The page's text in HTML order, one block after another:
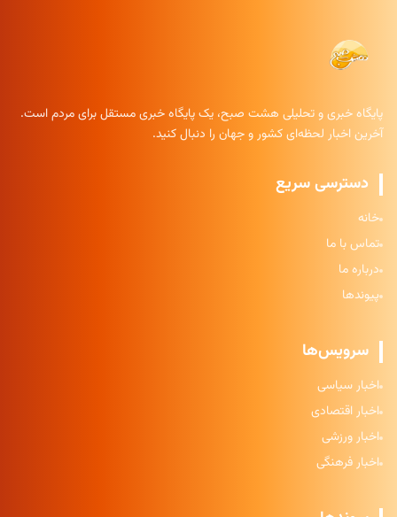
پایگاه خبری و تحلیلی هشت صبح، یک پایگاه خبری مستقل برای مردم است.
آخرین اخبار لحظه‌ای کشور و جهان را دنبال کنید.
دسترسی سریع
خانه
تماس با ما
درباره ما
پیوندها
سرویس‌ها
اخبار سیاسی
اخبار اقتصادی
اخبار ورزشی
اخبار فرهنگی